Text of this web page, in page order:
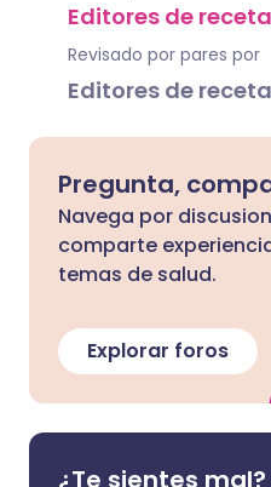
Editores de
Revisado por pares por
Editores de
Pregunta,
Navega por
comparte
temas de salud.
Explorar foros
¿Te sientes mal?